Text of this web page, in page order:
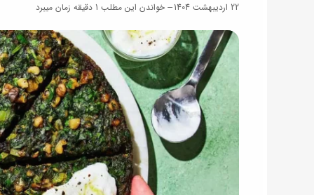
22 اردیبهشت 1404 خواندن این مطلب 1 دقیقه زمان میبرد